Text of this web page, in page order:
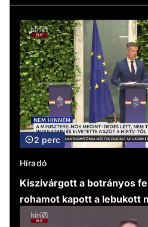
2 perc
Híradó
Kiszivárgott a botrányos
rohamot kapott a lebukott